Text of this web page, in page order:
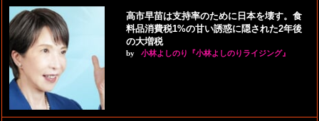
高市早苗は支持率のために日本を壊す。食
料品消費税1%の甘い誘惑に隠された2年後
の大増税
by 小林よしのり『小林よしのりライジング』